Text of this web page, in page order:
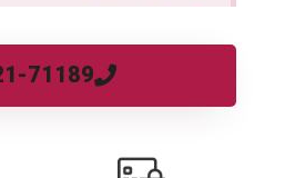
71189